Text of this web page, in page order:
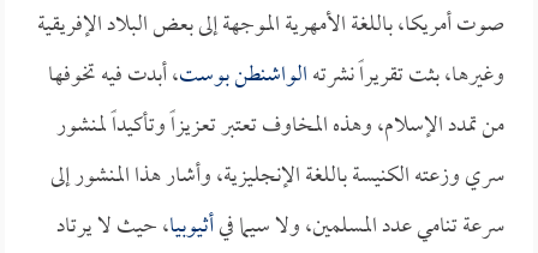
صوت أمريكا، باللغة الأمهرية الموجهة إلى بعض البلاد الإفريقية
وغيرها، بثت تقريراً نشرتهالواشنطن بوست، أبدت فيه تخوفها
من تمدد الإسلام، وهذه المخاوف تعتبر تعزيزاً وتأكيداً لمنشور
سري وزعته الكنيسة باللغة الإنجليزية، وأشار هذا المنشور إلى
سرعة تنامي عدد المسلمين، ولا سيما فيأثيوبيا، حيث لا يرتاد